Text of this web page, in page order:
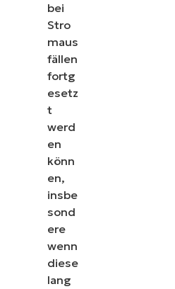
bei
Stro
maus
fällen
fortg
esetz
t
werd
en
könn
en,
insbe
sond
ere
wenn
diese
lang